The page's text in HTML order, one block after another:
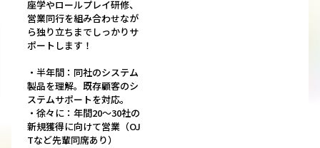
座学やロールプレイ研修、
営業同行を組み合わせなが
ら独り立ちまでしっかりサ
ポートします！
・半年間：同社のシステム
製品を理解。既存顧客のシ
ステムサポートを対応。
・徐々に：年間20～30社の
新規獲得に向けて営業（OJ
Tなど先輩同席あり）